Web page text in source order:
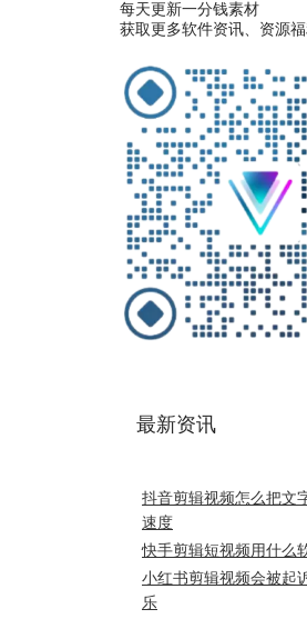
每天更新一分钱素材
获取更多软件资讯、资源福
最新资讯
抖音剪辑视频怎么把文
速度
快手剪辑短视频用什么
小红书剪辑视频会被起
乐